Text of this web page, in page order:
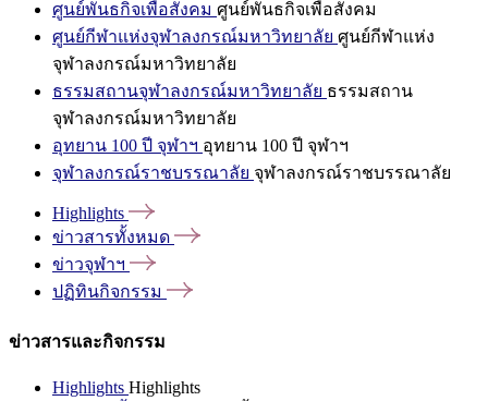
ศูนย์พันธกิจเพื่อสังคม ศูนย์พันธกิจเพื่อสังคม
ศูนย์กีฬาแห่งจุฬาลงกรณ์มหาวิทยาลัย ศูนย์กีฬาแห่ง
จุฬาลงกรณ์มหาวิทยาลัย
ธรรมสถานจุฬาลงกรณ์มหาวิทยาลัย ธรรมสถาน
จุฬาลงกรณ์มหาวิทยาลัย
อุทยาน 100 ปี จุฬาฯ อุทยาน 100 ปี จุฬาฯ
จุฬาลงกรณ์ราชบรรณาลัย จุฬาลงกรณ์ราชบรรณาลัย
Highlights
ข่าวสารทั้งหมด
ข่าวจุฬาฯ
ปฏิทินกิจกรรม
ข่าวสารและกิจกรรม
Highlights Highlights